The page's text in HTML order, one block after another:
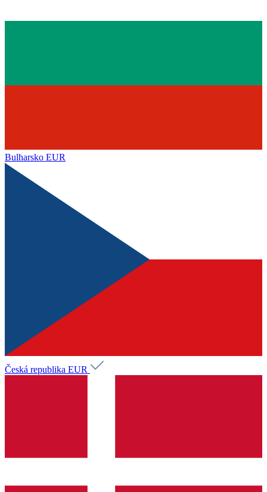
Bulharsko EUR
Česká republika EUR